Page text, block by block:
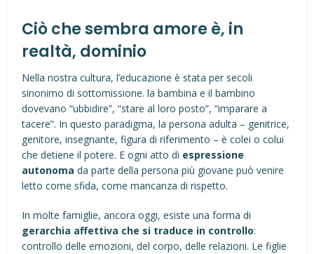
Ciò che sembra amore è, in
realtà, dominio
Nella nostra cultura, l’educazione è stata per secoli
sinonimo di sottomissione. la bambina e il bambino
dovevano “ubbidire”, “stare al loro posto”, “imparare a
tacere”. In questo paradigma, la persona adulta – genitrice,
genitore, insegnante, figura di riferimento – è colei o colui
che detiene il potere. E ogni atto di espressione
autonoma da parte della persona più giovane può venire
letto come sfida, come mancanza di rispetto.
In molte famiglie, ancora oggi, esiste una forma di
gerarchia affettiva che si traduce in controllo:
controllo delle emozioni, del corpo, delle relazioni. Le figlie